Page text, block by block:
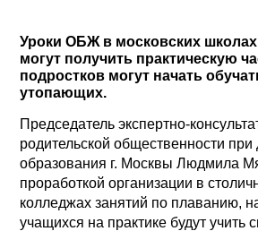
Уроки ОБЖ в московских
могут получить практическую
подростков могут начать
утопающих.
Председатель экспертно-
родительской общественности
образования г. Москвы Людмила
проработкой организации в
колледжах занятий по плаванию,
учащихся на практике будут учить